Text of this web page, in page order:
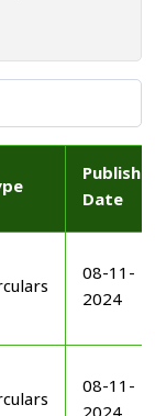
Date
08-11-
2024
08-11-